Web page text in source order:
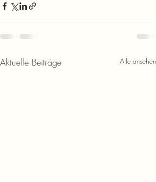
Aktuelle Beiträge Alle ansehen